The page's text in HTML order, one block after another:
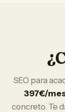
SEO para
397€/
concreto. Te